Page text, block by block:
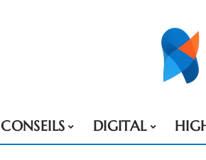
CONSEILS DIGITAL